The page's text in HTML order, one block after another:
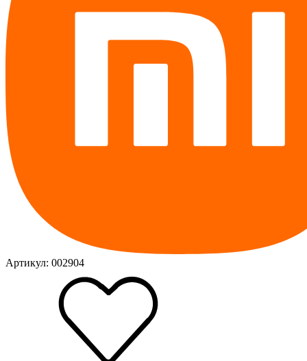
Артикул: 002904